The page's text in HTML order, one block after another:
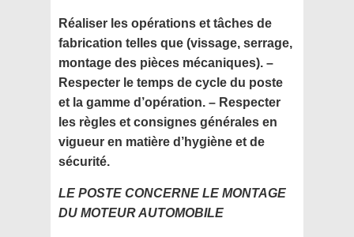
Réaliser les opérations et tâches de
fabrication telles que (vissage, serrage,
montage des pièces mécaniques). –
Respecter le temps de cycle du poste
et la gamme d’opération. – Respecter
les règles et consignes générales en
vigueur en matière d’hygiène et de
sécurité.
LE POSTE CONCERNE LE MONTAGE
DU MOTEUR AUTOMOBILE